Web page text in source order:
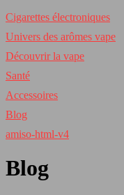
Cigarettes électroniques
Univers des arômes vape
Découvrir la vape
Santé
Accessoires
Blog
amiso-html-v4
Blog